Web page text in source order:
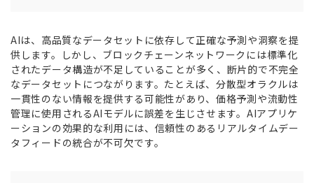
AIは、高品質なデータセットに依存して正確な予測や洞察を提
供します。しかし、ブロックチェーンネットワークには標準化
されたデータ構造が不足していることが多く、断片的で不完全
なデータセットにつながります。たとえば、分散型オラクルは
一貫性のない情報を提供する可能性があり、価格予測や流動性
管理に使用されるAIモデルに誤差を生じさせます。AIアプリケ
ーションの効果的な利用には、信頼性のあるリアルタイムデー
タフィードの統合が不可欠です。